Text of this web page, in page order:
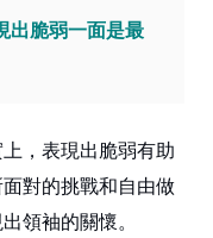
出脆弱一面是最
，表現出脆弱有助
對的挑戰和自由做
領袖的關懷。